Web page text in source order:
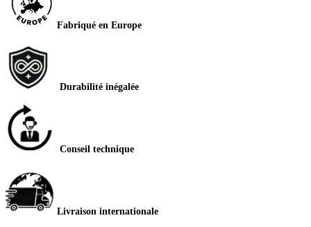
Fabriqué en Europe
Durabilité inégalée
Conseil technique
Livraison internationale